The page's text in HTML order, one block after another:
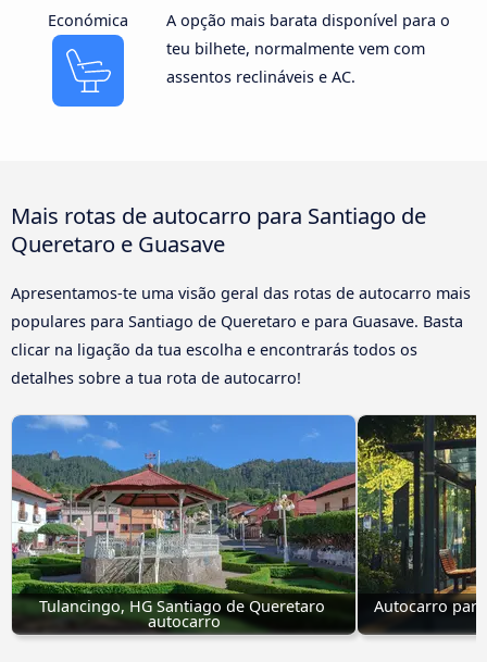
Económica
A opção mais barata disponível para o
teu bilhete, normalmente vem com
assentos reclináveis e AC.
Mais rotas de autocarro para Santiago de
Queretaro e Guasave
Apresentamos-te uma visão geral das rotas de autocarro mais
populares para Santiago de Queretaro e para Guasave. Basta
clicar na ligação da tua escolha e encontrarás todos os
detalhes sobre a tua rota de autocarro!
Tulancingo, HG Santiago de Queretaro
autocarro
Autocarro